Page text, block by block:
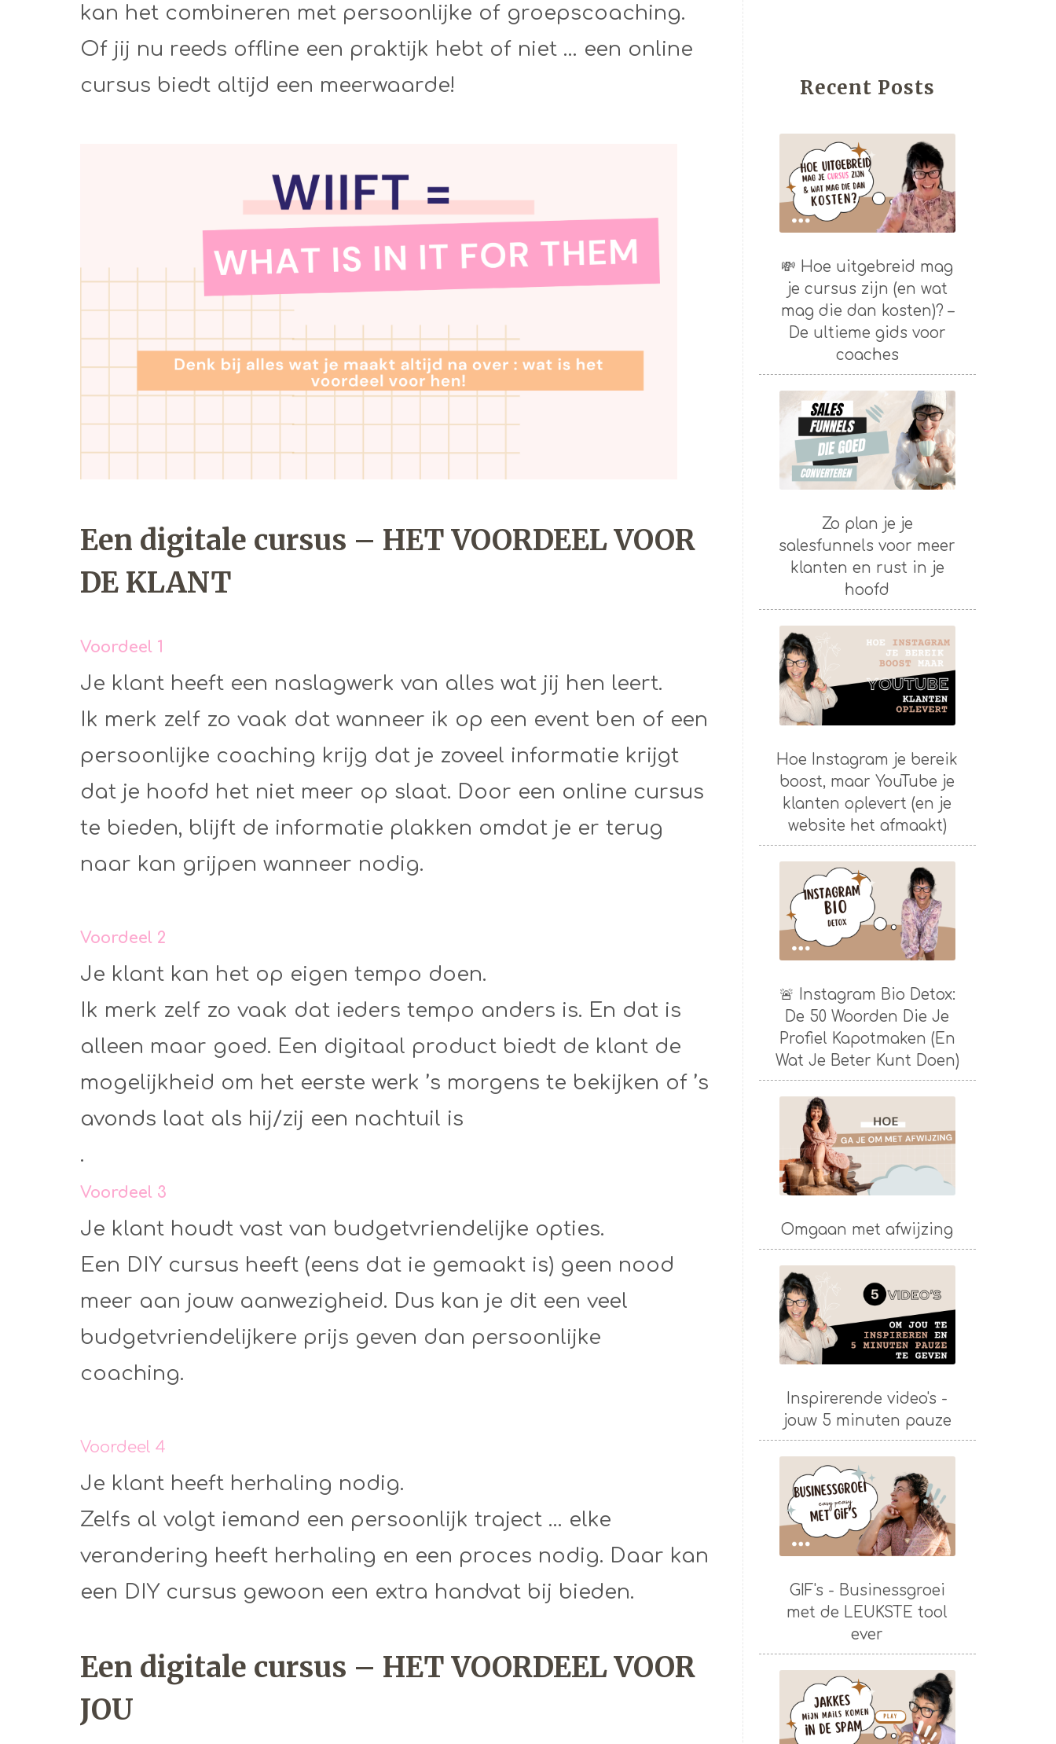
kan het combineren met persoonlijke of groepscoaching.
Of jij nu reeds offline een praktijk hebt of niet … een online
cursus biedt altijd een meerwaarde!
Een digitale cursus – HET VOORDEEL VOOR
DE KLANT
Voordeel 1
Je klant heeft een naslagwerk van alles wat jij hen leert.
Ik merk zelf zo vaak dat wanneer ik op een event ben of een
persoonlijke coaching krijg dat je zoveel informatie krijgt
dat je hoofd het niet meer op slaat. Door een online cursus
te bieden, blijft de informatie plakken omdat je er terug
naar kan grijpen wanneer nodig.
Voordeel 2
Je klant kan het op eigen tempo doen.
Ik merk zelf zo vaak dat ieders tempo anders is. En dat is
alleen maar goed. Een digitaal product biedt de klant de
mogelijkheid om het eerste werk ’s morgens te bekijken of ’s
avonds laat als hij/zij een nachtuil is
.
Voordeel 3
Je klant houdt vast van budgetvriendelijke opties.
Een DIY cursus heeft (eens dat ie gemaakt is) geen nood
meer aan jouw aanwezigheid. Dus kan je dit een veel
budgetvriendelijkere prijs geven dan persoonlijke
coaching.
Voordeel 4
Je klant heeft herhaling nodig.
Zelfs al volgt iemand een persoonlijk traject … elke
verandering heeft herhaling en een proces nodig. Daar kan
een DIY cursus gewoon een extra handvat bij bieden.
Een digitale cursus – HET VOORDEEL VOOR
JOU
Recent Posts
💸 Hoe uitgebreid mag
je cursus zijn (en wat
mag die dan kosten)? –
De ultieme gids voor
coaches
Zo plan je je
salesfunnels voor meer
klanten en rust in je
hoofd
Hoe Instagram je bereik
boost, maar YouTube je
klanten oplevert (en je
website het afmaakt)
🚨 Instagram Bio Detox:
De 50 Woorden Die Je
Profiel Kapotmaken (En
Wat Je Beter Kunt Doen)
Omgaan met afwijzing
Inspirerende video's -
jouw 5 minuten pauze
GIF's - Businessgroei
met de LEUKSTE tool
ever